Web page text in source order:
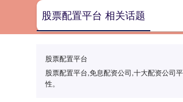
股票配置平台
股票配置平台,免息配资公司,十大配资公司
性。
股票配置平台 相关话题